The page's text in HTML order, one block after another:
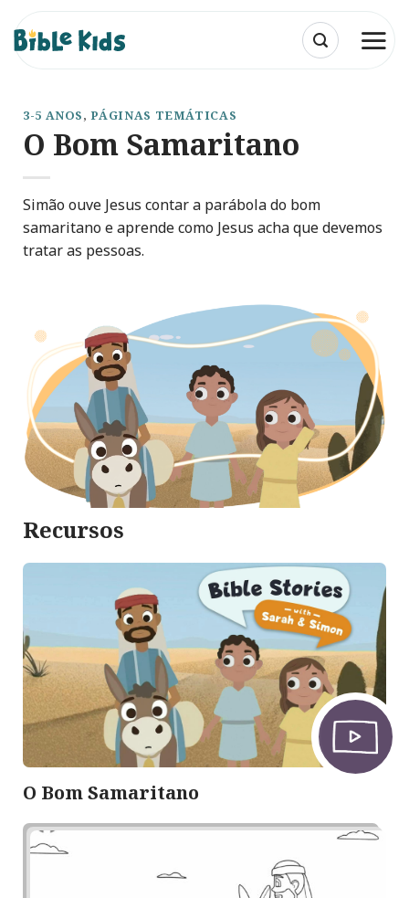
content
3-5 ANOS,PÁGINAS TEMÁTICAS
O Bom Samaritano
Simão ouve Jesus contar a parábola do bom
samaritano e aprende como Jesus acha que devemos
tratar as pessoas.
Recursos
O Bom Samaritano